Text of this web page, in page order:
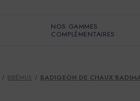
NOS GAMMES
COMPLÉMENTAIRES
BIBÉMUS BADIGEON DE CHAUX